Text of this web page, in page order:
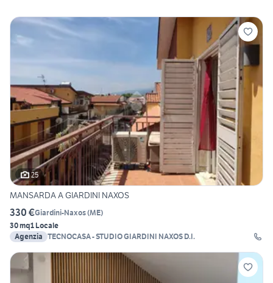
25
MANSARDA A GIARDINI NAXOS
330 €Giardini-Naxos(ME)
30 mq1 Locale
Agenzia TECNOCASA - STUDIO GIARDINI NAXOS D.I.